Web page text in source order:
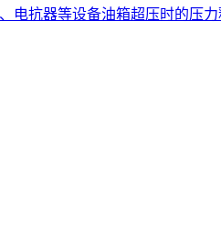
抗器等设备油箱超压时的压